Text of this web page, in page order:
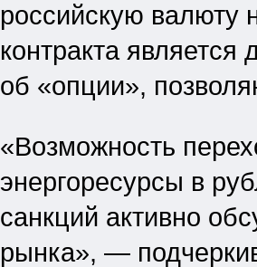
российскую валюту
контракта
об «опции»,
«Возможность
энергоресурсы в
санкций активно
рынка», —